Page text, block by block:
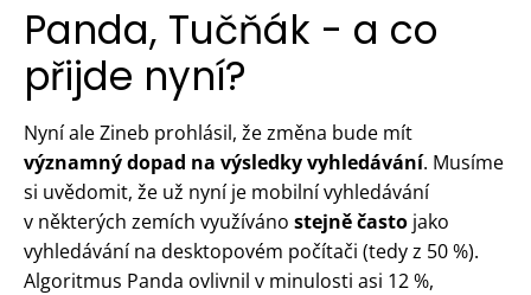
Panda, Tučňák - a co
přijde nyní?
Nyní ale Zineb prohlásil, že změna bude mít
významný dopad na výsledky vyhledávání. Musíme
si uvědomit, že už nyní je mobilní vyhledávání
v některých zemích využíváno stejně často jako
vyhledávání na desktopovém počítači (tedy z 50 %).
Algoritmus Panda ovlivnil v minulosti asi 12 %,